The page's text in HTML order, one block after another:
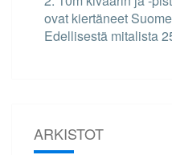
ovat kiertäneet
Edellisestä mitalista
ARKISTOT